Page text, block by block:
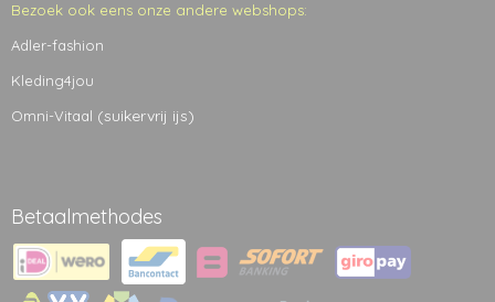
Bezoek ook eens onze andere webshops:
Adler-fashion
Kleding4jou
Omni-Vitaal (suikervrij ijs)
Betaalmethodes